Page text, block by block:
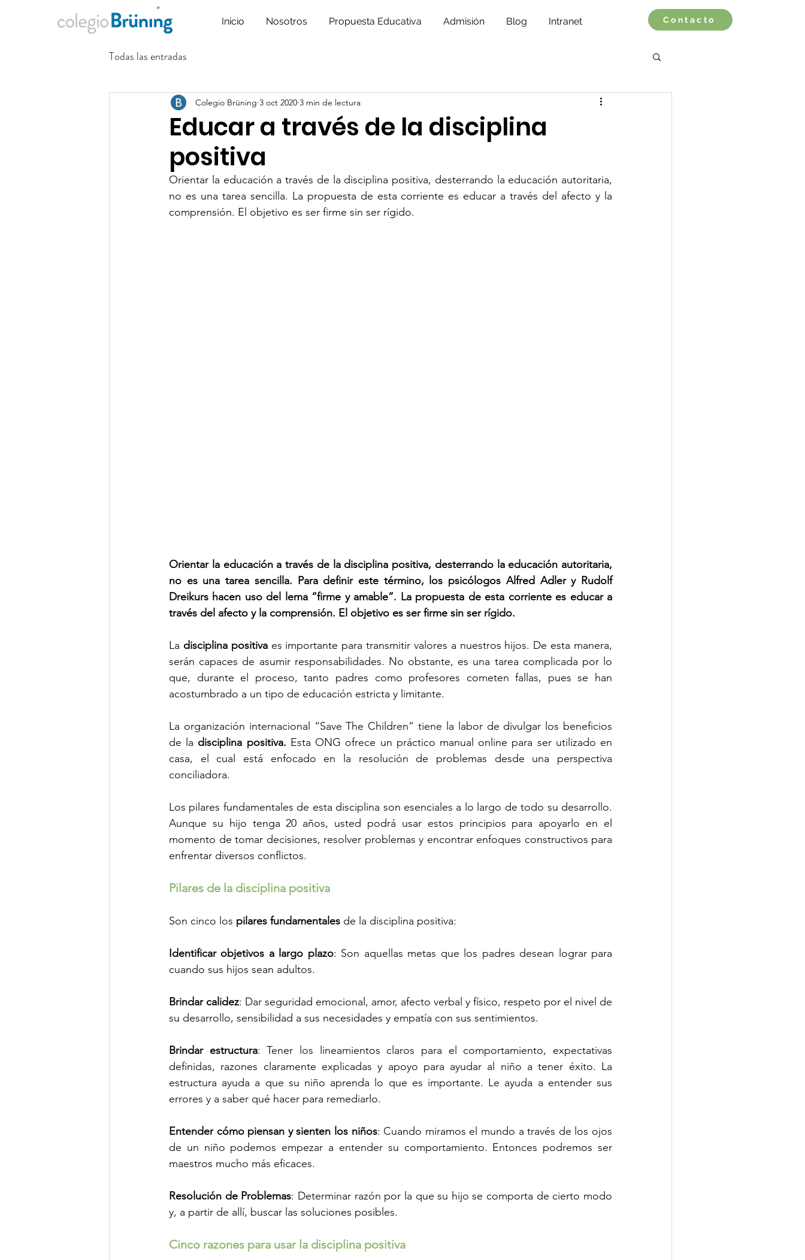
Inicio Nosotros Propuesta Educativa Admisión Blog Intranet Contacto
Todas las entradas
Educar a través de la disciplina
positiva
Colegio Brüning 3 oct 2020 3 min de lectura
Orientar la educación a través de la disciplina positiva, desterrando la educación autoritaria,
no es una tarea sencilla. La propuesta de esta corriente es educar a través del afecto y la
comprensión. El objetivo es ser firme sin ser rígido.
Orientar la educación a través de la disciplina positiva, desterrando la educación autoritaria,
no es una tarea sencilla. Para definir este término, los psicólogos Alfred Adler y Rudolf
Dreikurs hacen uso del lema “firme y amable”. La propuesta de esta corriente es educar a
través del afecto y la comprensión. El objetivo es ser firme sin ser rígido.
La disciplina positiva es importante para transmitir valores a nuestros hijos. De esta manera,
serán capaces de asumir responsabilidades. No obstante, es una tarea complicada por lo
que, durante el proceso, tanto padres como profesores cometen fallas, pues se han
acostumbrado a un tipo de educación estricta y limitante.
La organización internacional “Save The Children” tiene la labor de divulgar los beneficios
de la disciplina positiva. Esta ONG ofrece un práctico manual online para ser utilizado en
casa, el cual está enfocado en la resolución de problemas desde una perspectiva
conciliadora.
Los pilares fundamentales de esta disciplina son esenciales a lo largo de todo su desarrollo.
Aunque su hijo tenga 20 años, usted podrá usar estos principios para apoyarlo en el
momento de tomar decisiones, resolver problemas y encontrar enfoques constructivos para
enfrentar diversos conflictos.
Pilares de la disciplina positiva
Son cinco los pilares fundamentales de la disciplina positiva:
Identificar objetivos a largo plazo: Son aquellas metas que los padres desean lograr para
cuando sus hijos sean adultos.
Brindar calidez: Dar seguridad emocional, amor, afecto verbal y físico, respeto por el nivel de
su desarrollo, sensibilidad a sus necesidades y empatía con sus sentimientos.
Brindar estructura: Tener los lineamientos claros para el comportamiento, expectativas
definidas, razones claramente explicadas y apoyo para ayudar al niño a tener éxito. La
estructura ayuda a que su niño aprenda lo que es importante. Le ayuda a entender sus
errores y a saber qué hacer para remediarlo.
Entender cómo piensan y sienten los niños: Cuando miramos el mundo a través de los ojos
de un niño podemos empezar a entender su comportamiento. Entonces podremos ser
maestros mucho más eficaces.
Resolución de Problemas: Determinar razón por la que su hijo se comporta de cierto modo
y, a partir de allí, buscar las soluciones posibles.
Cinco razones para usar la disciplina positiva